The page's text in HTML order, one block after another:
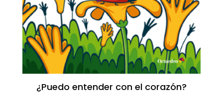
¿Puedo entender con el corazón?